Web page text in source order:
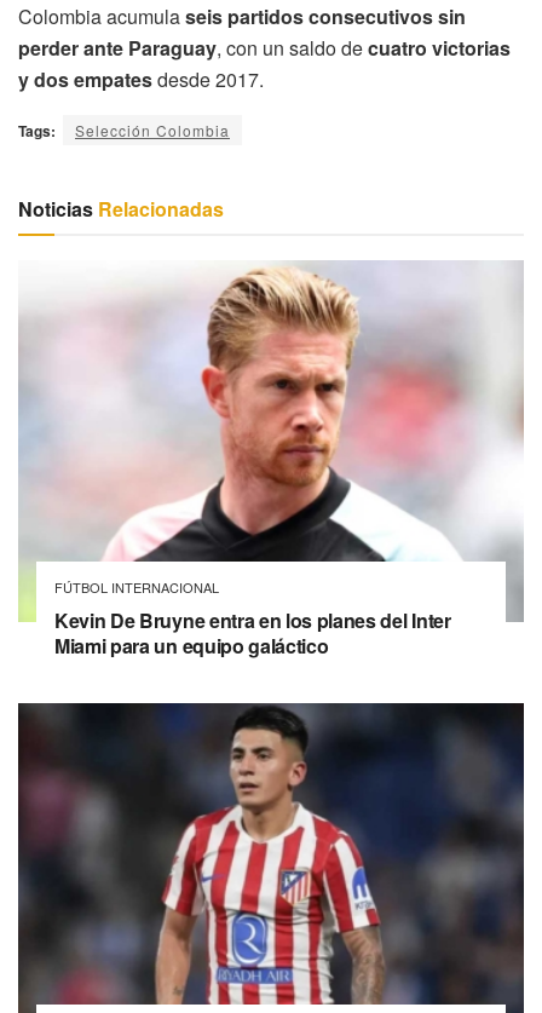
Colombia acumulaseis partidos consecutivos sin
perder ante Paraguay, con un saldo decuatro victorias
y dos empatesdesde 2017.
Tags: Selección Colombia
Noticias Relacionadas
FÚTBOL INTERNACIONAL
Kevin De Bruyne entra en los planes del Inter
Miami para un equipo galáctico